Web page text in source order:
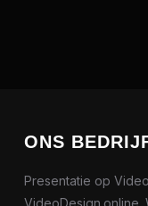
ONS
Presentatie op
VideoDesign.online.